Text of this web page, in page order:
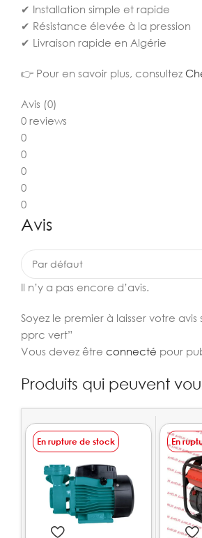
✔ Installation simple et rapide
✔ Résistance élevée à la pression
✔ Livraison rapide en Algérie
👉 Pour en savoir plus, consultez
Avis (0)
0 reviews
0
0
0
0
0
Avis
Il n’y a pas encore d’avis.
Soyez le premier à laisser votre avis
pprc vert”
Vous devez être connecté pour
Produits qui peuvent
En rupture de stock En